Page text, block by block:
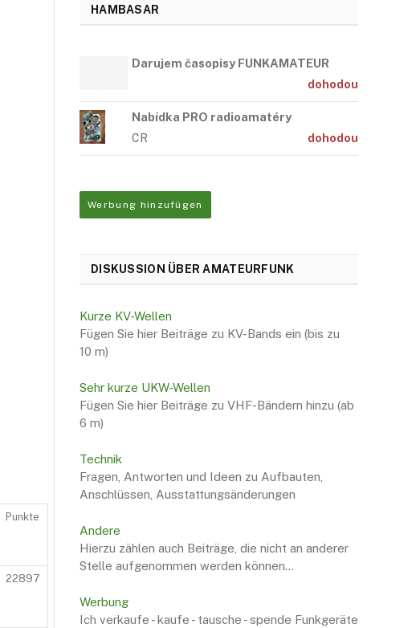
Punkte
22897
HAMBASAR
Darujem časopisy FUNKAMATEUR
dohodou
Nabídka PRO radioamatéry
CR dohodou
Werbung hinzufügen
DISKUSSION ÜBER AMATEURFUNK
Kurze KV-Wellen
Fügen Sie hier Beiträge zu KV-Bands ein (bis zu
10 m)
Sehr kurze UKW-Wellen
Fügen Sie hier Beiträge zu VHF-Bändern hinzu (ab
6 m)
Technik
Fragen, Antworten und Ideen zu Aufbauten,
Anschlüssen, Ausstattungsänderungen
Andere
Hierzu zählen auch Beiträge, die nicht an anderer
Stelle aufgenommen werden können...
Werbung
Ich verkaufe - kaufe - tausche - spende Funkgeräte